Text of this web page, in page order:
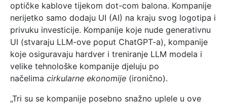
optičke kablove tijekom dot-com balona. Kompanije
nerijetko samo dodaju UI (AI) na kraju svog logotipa i
privuku investicije. Kompanije koje nude generativnu
UI (stvaraju LLM-ove poput ChatGPT-a), kompanije
koje osiguravaju hardver i treniranje LLM modela i
velike tehnološke kompanije djeluju po
načelima cirkularne ekonomije (ironično).
„Tri su se kompanije posebno snažno uplele u ove